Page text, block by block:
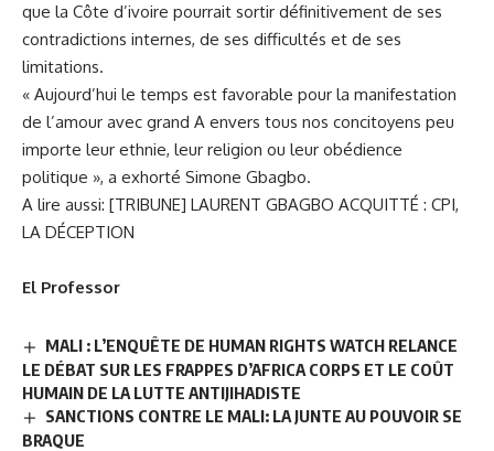
que la Côte d’ivoire pourrait sortir définitivement de ses
contradictions internes, de ses difficultés et de ses
limitations.
« Aujourd’hui le temps est favorable pour la manifestation
de l’amour avec grand A envers tous nos concitoyens peu
importe leur ethnie, leur religion ou leur obédience
politique », a exhorté Simone Gbagbo.
A lire aussi: [TRIBUNE] LAURENT GBAGBO ACQUITTÉ : CPI,
LA DÉCEPTION
El Professor
MALI : L’ENQUÊTE DE HUMAN RIGHTS WATCH RELANCE
LE DÉBAT SUR LES FRAPPES D’AFRICA CORPS ET LE COÛT
HUMAIN DE LA LUTTE ANTIJIHADISTE
SANCTIONS CONTRE LE MALI: LA JUNTE AU POUVOIR SE
BRAQUE